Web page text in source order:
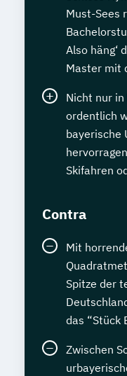
Must-Sees
Also häng‘
Master mit
Nicht nur
ordentlich
bayerische
Skifahren
Contra
Mit
Spitze der
das “Stück
Zwischen